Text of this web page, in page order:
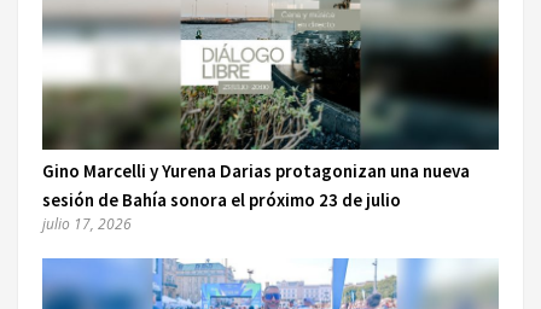
Gino Marcelli y Yurena Darias protagonizan una nueva
sesión de Bahía sonora el próximo 23 de julio
julio 17, 2026